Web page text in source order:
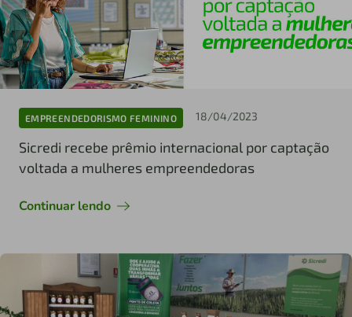
EMPREENDEDORISMO FEMININO 18/04/2023
Sicredi recebe prêmio internacional por captação
voltada a mulheres empreendedoras
Continuar lendo